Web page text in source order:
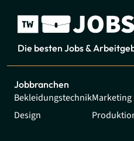
Die besten Jobs &
Jobbranchen
Bekleidungstechnik
Design
Marketing